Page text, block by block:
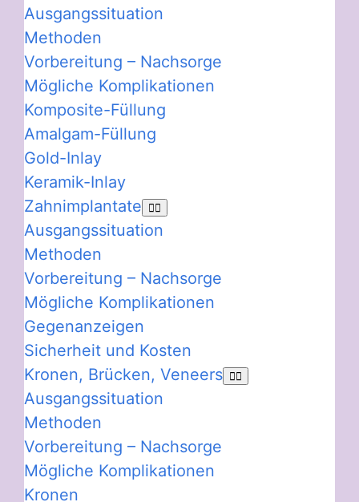
Ausgangssituation
Methoden
Vorbereitung – Nachsorge
Mögliche Komplikationen
Komposite-Füllung
Amalgam-Füllung
Gold-Inlay
Keramik-Inlay
Zahnimplantate
Ausgangssituation
Methoden
Vorbereitung – Nachsorge
Mögliche Komplikationen
Gegenanzeigen
Sicherheit und Kosten
Kronen, Brücken, Veneers
Ausgangssituation
Methoden
Vorbereitung – Nachsorge
Mögliche Komplikationen
Kronen